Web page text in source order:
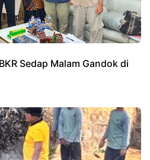
Sedap Malam Gandok di